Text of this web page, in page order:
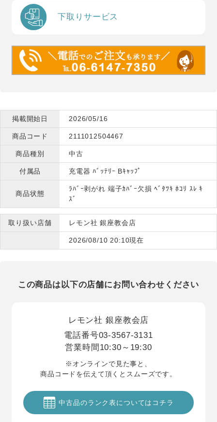
下取りサービス
掲載開始日 2026/05/16
商品コード 2111012504467
商品種別 中古
付属品 充電器 ﾊﾞｯﾃﾘｰ Bｷｬｯﾌﾟ
商品状態
ﾗﾊﾞｰ剥がれ 端子ｶﾊﾞｰ欠損 ﾍﾞﾀﾂｷ ﾎｺﾘ ｽﾚ ｷ
ｽﾞ
取り扱い店舗 レモン社 銀座教会店
2026/08/10 20:10現在
この商品は以下の店舗にお問い合わせください
レモン社 銀座教会店
電話番号03-3567-3131
営業時間 10:30～19:30
※オンラインで見た事と、
商品コードを伝えて頂くとスムーズです。
中古品のランク表についてはコチラ